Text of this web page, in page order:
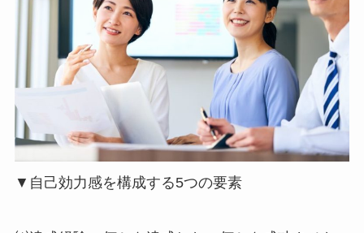
▼自己効力感を構成する5つの要素